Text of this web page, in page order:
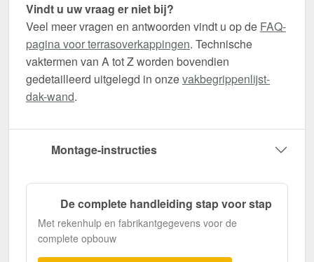
Vindt u uw vraag er niet bij?
Veel meer vragen en antwoorden vindt u op de FAQ-
pagina voor terrasoverkappingen. Technische
vaktermen van A tot Z worden bovendien
gedetailleerd uitgelegd in onzevakbegrippenlijst-
dak-wand.
Montage-instructies
De complete handleiding stap voor stap
Met rekenhulp en fabrikantgegevens voor de
complete opbouw